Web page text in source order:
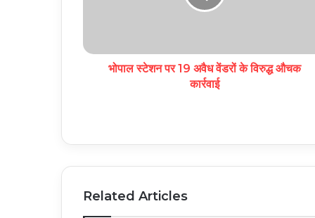
भोपाल स्टेशन पर 19 अवैध वेंडरों के विरुद्ध औचक
कार्रवाई
Related Articles